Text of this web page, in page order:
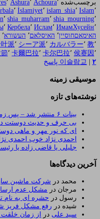
برچسب‌شده Achoura٬ Ashura٬ ٬
Islam٬ islam_shia٬ İslamiyet٬ ٬
shia_mourning٬ shia_muharram٬ ٬
ИмамХусейн٬ Ислам٬ Кербела٬ ٬
האימאםחוסיין٬ האיסלאם٬ העשורא٬
教٬ カルバラー٬ シーア派٬ 派٬
侯赛因 ٬ 卡尔巴拉٬ 卡爾巴拉٬ ٬
이슬람교 | ۲ پاسخ
موسیقی زمینه
نوشته‌های تازه
بینات ۶ منتشر شد – پس زمینه حدیثی ویندوز
بی حرف و حدیث دوستت
ای که نور مهر و ماهی
احمدی نژاد خوب احمدی
جلیلی یا قاضی زاده یا
آخرین دیدگاه‌ها
محمد در شرکت ماشین
مرجان در مشکل عدم
رسول در حشره ای به نام
شیده در رفع مشکل فریز
سید علی در از زمان